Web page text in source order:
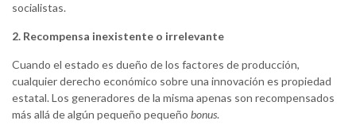
socialistas.
2. Recompensa inexistente o irrelevante
Cuando el estado es dueño de los factores de producción,
cualquier derecho económico sobre una innovación es propiedad
estatal. Los generadores de la misma apenas son recompensados
más allá de algún pequeño pequeño bonus.